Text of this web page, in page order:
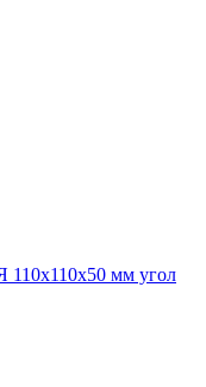
мм угол